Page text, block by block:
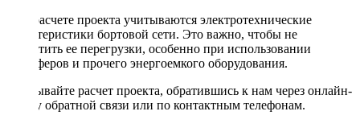
При расчете проекта учитываются электротехнические
характеристики бортовой сети. Это важно, чтобы не
допустить ее перегрузки, особенно при использовании
сабвуферов и прочего энергоемкого оборудования.
Заказывайте расчет проекта, обратившись к нам через онлайн-
форму обратной связи или по контактным телефонам.